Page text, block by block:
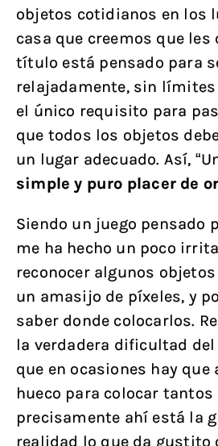
objetos cotidianos en los
casa que creemos que les
título está pensado para
relajadamente, sin límites
el único requisito para
que todos los objetos
un lugar adecuado. Así,
simple y puro placer de
Siendo un juego pensado
me ha hecho un poco
reconocer algunos
un amasijo de píxeles, y
saber donde colocarlos.
la verdadera dificultad del
que en ocasiones hay que
hueco para colocar
precisamente ahí está la
realidad lo que da gustito